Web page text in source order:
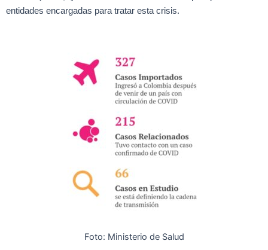
entidades encargadas para tratar esta crisis.
Foto: Ministerio de Salud